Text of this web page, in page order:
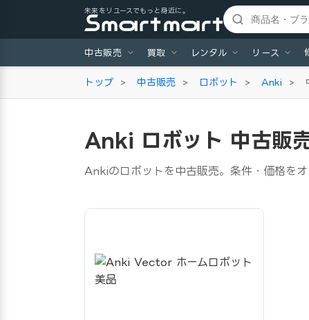
未来をリユースでもっと身近に。
中古販売 買取 レンタル リース
トップ > 中古販売 > ロボット > Anki >
Anki ロボット 中古販
Ankiのロボットを中古販売。条件・価格をオ